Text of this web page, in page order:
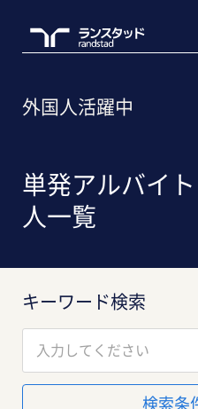
外国人活躍中
単発アルバイ
人一覧
キーワード検索
検索条